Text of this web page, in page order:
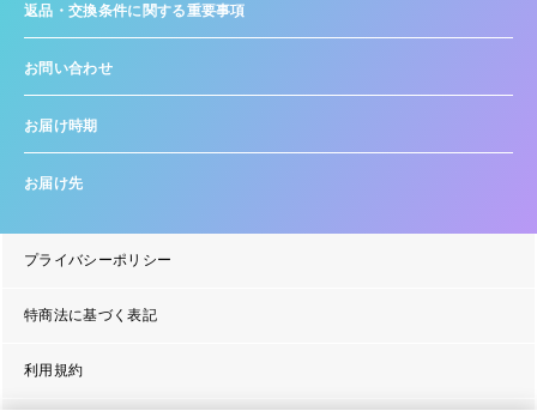
返品・交換条件に関する重要事項
お問い合わせ
お届け時期
お届け先
プライバシーポリシー
特商法に基づく表記
利用規約